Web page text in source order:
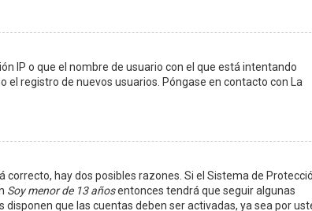
IP o que el nombre de usuario con el que está intentando
registro de nuevos usuarios. Póngase en contacto con La
hay dos posibles razones. Si el Sistema de
Soy menor de 13 añosentonces tendrá que seguir algunas
que las cuentas deben ser activadas, ya sea por